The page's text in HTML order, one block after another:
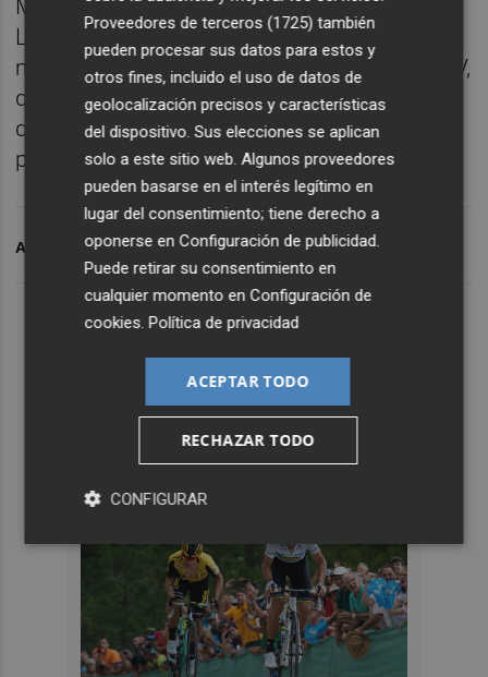
Martí Asesores; yAmparo Piquer, de Grupo
La Plana. Asimismo, la mesa estuvo
moderada por Ana Vila, presidenta de AJECV,
quien guió el debate y facilitó el intercambio
de ideas y buenas prácticas entre las
participantes.
ARCHIVADO EN LIDERAZGO EMPRESA FAMILIAR
Proveedores de terceros (1725) también
pueden procesar sus datos para estos y
otros fines, incluido el uso de datos de
geolocalización precisos y características
del dispositivo. Sus elecciones se aplican
solo a este sitio web. Algunos proveedores
pueden basarse en el interés legítimo en
lugar del consentimiento; tiene derecho a
oponerse enConfiguración de publicidad
Puede retirar su consentimiento en
cualquier momento enConfiguración de
cookies .Política de privacidad
ACEPTAR TODO
RECHAZAR TODO
CONFIGURAR